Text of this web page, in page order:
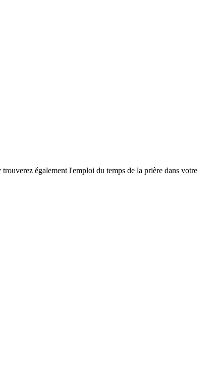
également l'emploi du temps de la prière dans votre